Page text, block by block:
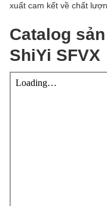
xuất cam kết về chất
Catalog
ShiYi SFVX